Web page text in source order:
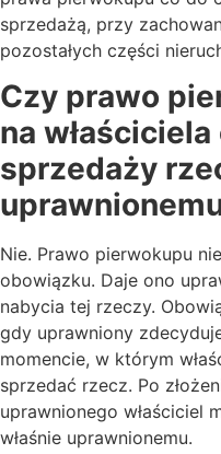
sprzedażą, przy
pozostałych części
Czy prawo
na
sprzedaży
Nie. Prawo pierwokupu
obowiązku. Daje ono
nabycia tej rzeczy.
gdy uprawniony
momencie, w którym
sprzedać rzecz. Po
uprawnionego właściciel
właśnie uprawnionemu.